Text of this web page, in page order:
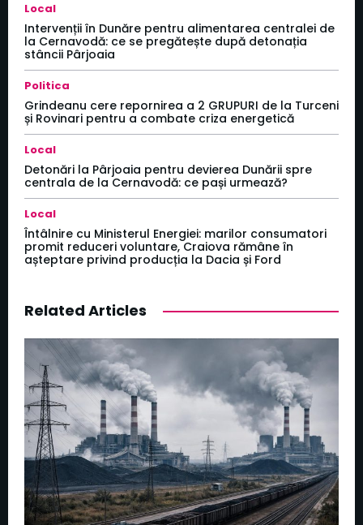
Local
Intervenții în Dunăre pentru alimentarea centralei de
la Cernavodă: ce se pregătește după detonația
stâncii Pârjoaia
Politica
Grindeanu cere repornirea a 2 GRUPURI de la Turceni
și Rovinari pentru a combate criza energetică
Local
Detonări la Pârjoaia pentru devierea Dunării spre
centrala de la Cernavodă: ce pași urmează?
Local
Întâlnire cu Ministerul Energiei: marilor consumatori
promit reduceri voluntare, Craiova rămâne în
așteptare privind producția la Dacia și Ford
Related Articles